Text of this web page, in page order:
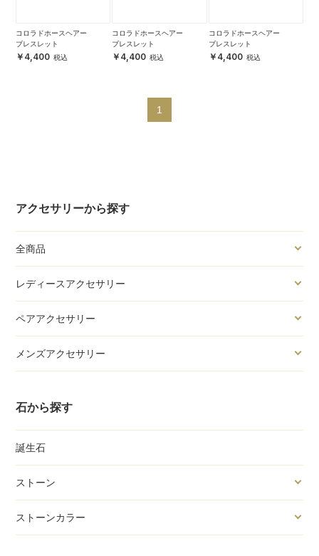
アクセサリーから探す
全商品
レディースアクセサリー
ペアアクセサリー
メンズアクセサリー
石から探す
誕生石
ストーン
ストーンカラー
コロラドホースヘアー
ブレスレット
4,400
コロラドホースヘアー
ブレスレット
4,400
コロラドホースヘアー
ブレスレット
4,400
1